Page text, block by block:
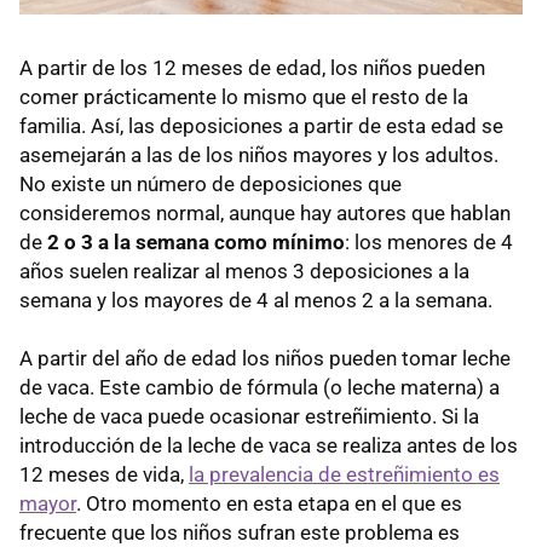
A partir de los 12 meses de edad, los niños pueden
comer prácticamente lo mismo que el resto de la
familia. Así, las deposiciones a partir de esta edad se
asemejarán a las de los niños mayores y los adultos.
No existe un número de deposiciones que
consideremos normal, aunque hay autores que hablan
de 2 o 3 a la semana como mínimo: los menores de 4
años suelen realizar al menos 3 deposiciones a la
semana y los mayores de 4 al menos 2 a la semana.
A partir del año de edad los niños pueden tomar leche
de vaca. Este cambio de fórmula (o leche materna) a
leche de vaca puede ocasionar estreñimiento. Si la
introducción de la leche de vaca se realiza antes de los
12 meses de vida, la prevalencia de estreñimiento es
mayor. Otro momento en esta etapa en el que es
frecuente que los niños sufran este problema es